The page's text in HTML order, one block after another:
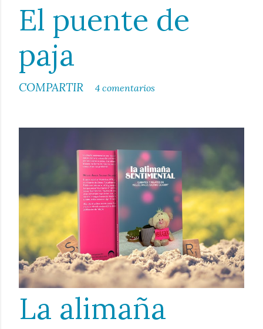
El puente de
paja
COMPARTIR 4 comentarios
La alimaña